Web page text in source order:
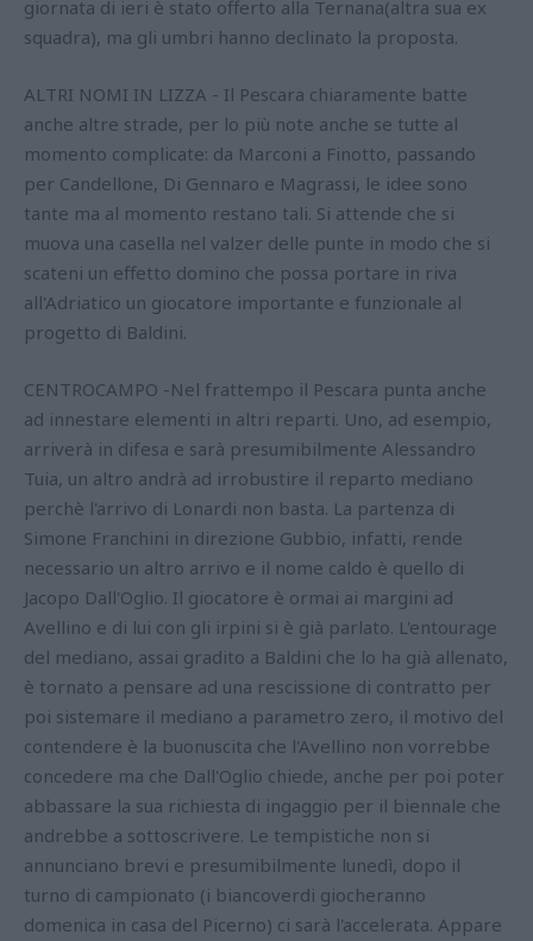
giornata di ieri è stato offerto alla Ternana(altra sua ex
squadra), ma gli umbri hanno declinato la proposta.
ALTRI NOMI IN LIZZA - Il Pescara chiaramente batte
anche altre strade, per lo più note anche se tutte al
momento complicate: da Marconi a Finotto, passando
per Candellone, Di Gennaro e Magrassi, le idee sono
tante ma al momento restano tali. Si attende che si
muova una casella nel valzer delle punte in modo che si
scateni un effetto domino che possa portare in riva
all'Adriatico un giocatore importante e funzionale al
progetto di Baldini.
CENTROCAMPO -Nel frattempo il Pescara punta anche
ad innestare elementi in altri reparti. Uno, ad esempio,
arriverà in difesa e sarà presumibilmente Alessandro
Tuia, un altro andrà ad irrobustire il reparto mediano
perchè l'arrivo di Lonardi non basta. La partenza di
Simone Franchini in direzione Gubbio, infatti, rende
necessario un altro arrivo e il nome caldo è quello di
Jacopo Dall'Oglio. Il giocatore è ormai ai margini ad
Avellino e di lui con gli irpini si è già parlato. L'entourage
del mediano, assai gradito a Baldini che lo ha già allenato,
è tornato a pensare ad una rescissione di contratto per
poi sistemare il mediano a parametro zero, il motivo del
contendere è la buonuscita che l'Avellino non vorrebbe
concedere ma che Dall'Oglio chiede, anche per poi poter
abbassare la sua richiesta di ingaggio per il biennale che
andrebbe a sottoscrivere. Le tempistiche non si
annunciano brevi e presumibilmente lunedì, dopo il
turno di campionato (i biancoverdi giocheranno
domenica in casa del Picerno) ci sarà l'accelerata. Appare